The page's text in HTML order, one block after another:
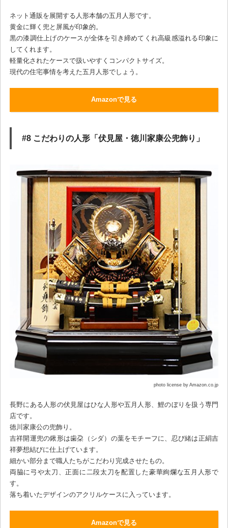
ネット通販を展開する人形本舗の五月人形です。
黄金に輝く兜と屏風が印象的。
黒の漆調仕上げのケースが全体を引き締めてくれ高級感溢れる印象に
してくれます。
軽量化されたケースで扱いやすくコンパクトサイズ。
現代の住宅事情を考えた五月人形でしょう。
Amazonで見る
#8 こだわりの人形「伏見屋・徳川家康公兜飾り」
photo license by Amazon.co.jp
長野にある人形の伏見屋はひな人形や五月人形、鯉のぼりを扱う専門
店です。
徳川家康公の兜飾り。
吉祥開運兜の鍬形は歯朶（シダ）の葉をモチーフに、忍び緒は正絹吉
祥夢想結びに仕上げています。
細かい部分まで職人たちがこだわり完成させたもの。
両脇に弓や太刀、正面に二段太刀を配置した豪華絢爛な五月人形で
す。
落ち着いたデザインのアクリルケースに入っています。
Amazonで見る